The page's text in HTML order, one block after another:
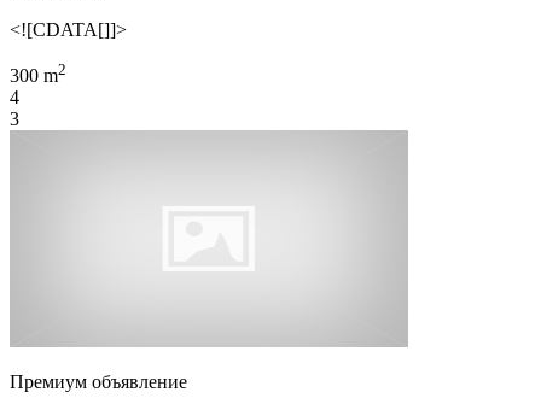
<![CDATA[]]>
300 m2
4
3
Премиум объявление